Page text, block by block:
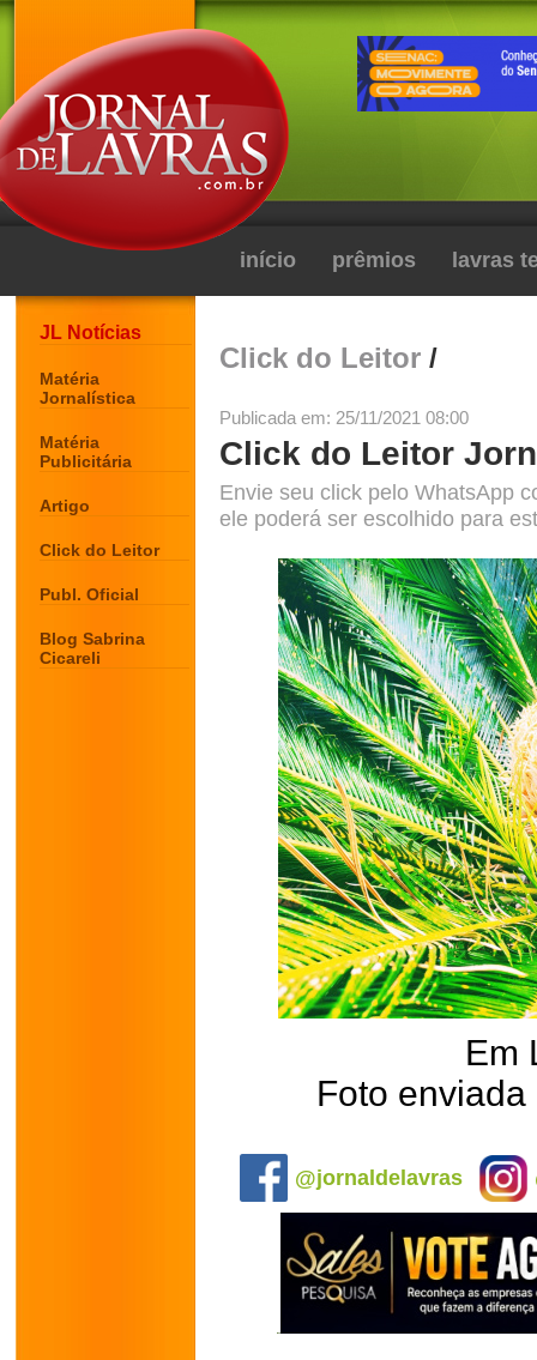
início prêmios lavras
JL Notícias
Matéria
Jornalística
Matéria
Publicitária
Artigo
Click do Leitor
Publ. Oficial
Blog Sabrina
Cicareli
Click do Leitor /
Publicada em: 25/11/2021 08:00
Click do Leitor
Envie seu click pelo WhatsApp
ele poderá ser escolhido para
Em
Foto
@jornaldelavras